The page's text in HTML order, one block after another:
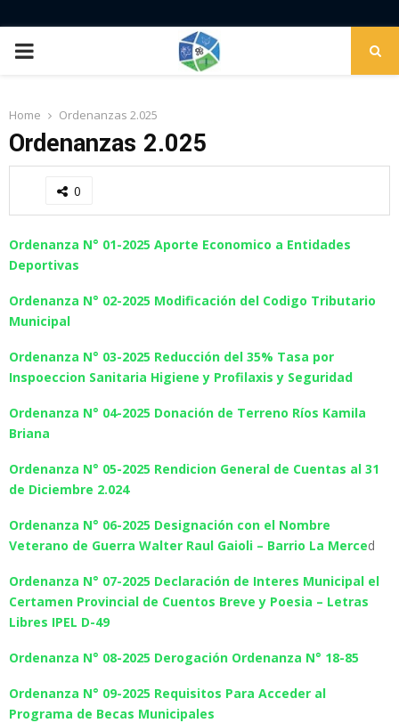
PRIMARY
Home Ordenanzas 2.025
Ordenanzas 2.025
0
Ordenanza N° 01-2025 Aporte Economico a Entidades
Deportivas
Ordenanza N° 02-2025 Modificación del Codigo Tributario
Municipal
Ordenanza N° 03-2025 Reducción del 35% Tasa por
Inspoeccion Sanitaria Higiene y Profilaxis y Seguridad
Ordenanza N° 04-2025 Donación de Terreno Ríos Kamila
Briana
Ordenanza N° 05-2025 Rendicion General de Cuentas al 31
de Diciembre 2.024
Ordenanza N° 06-2025 Designación con el Nombre
Veterano de Guerra Walter Raul Gaioli – Barrio La Merced
Ordenanza N° 07-2025 Declaración de Interes Municipal el
Certamen Provincial de Cuentos Breve y Poesia – Letras
Libres IPEL D-49
Ordenanza N° 08-2025 Derogación Ordenanza N° 18-85
Ordenanza N° 09-2025 Requisitos Para Acceder al
Programa de Becas Municipales